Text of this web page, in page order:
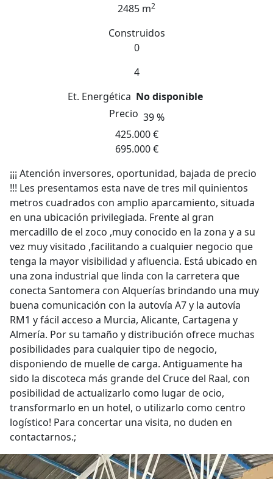
2485 m2
Construidos
0
4
Et. Energética No disponible
Precio 39 %
425.000 €
695.000 €
¡¡¡ Atención inversores, oportunidad, bajada de precio
!!! Les presentamos esta nave de tres mil quinientos
metros cuadrados con amplio aparcamiento, situada
en una ubicación privilegiada. Frente al gran
mercadillo de el zoco ,muy conocido en la zona y a su
vez muy visitado ,facilitando a cualquier negocio que
tenga la mayor visibilidad y afluencia. Está ubicado en
una zona industrial que linda con la carretera que
conecta Santomera con Alquerías brindando una muy
buena comunicación con la autovía A7 y la autovía
RM1 y fácil acceso a Murcia, Alicante, Cartagena y
Almería. Por su tamaño y distribución ofrece muchas
posibilidades para cualquier tipo de negocio,
disponiendo de muelle de carga. Antiguamente ha
sido la discoteca más grande del Cruce del Raal, con
posibilidad de actualizarlo como lugar de ocio,
transformarlo en un hotel, o utilizarlo como centro
logístico! Para concertar una visita, no duden en
contactarnos.;